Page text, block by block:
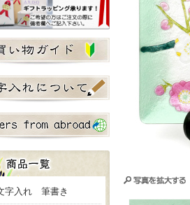
字入れ 筆書き